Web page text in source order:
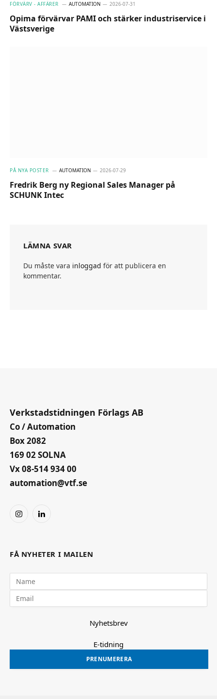
FÖRVÄRV - AFFÄRER AUTOMATION 2026-07-31
Opima förvärvar PAMI och stärker industriservice i
Västsverige
PÅ NYA POSTER AUTOMATION 2026-07-29
Fredrik Berg ny Regional Sales Manager på
SCHUNK Intec
LÄMNA SVAR
Du måste vara inloggad för att publicera en
kommentar.
Verkstadstidningen Förlags AB
Co / Automation
Box 2082
169 02 SOLNA
Vx 08-514 934 00
automation@vtf.se
InstagramLinkedIn
FÅ NYHETER I MAILEN
Nyhetsbrev
E-tidning
PRENUMERERA